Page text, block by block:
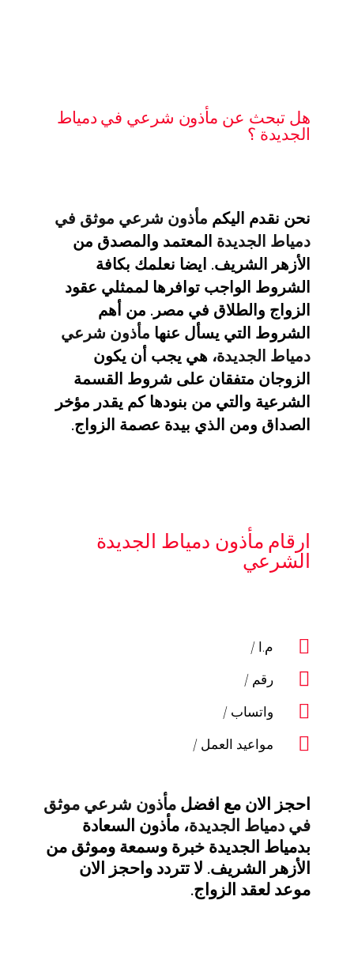
هل تبحث عن مأذون شرعي في دمياط
الجديدة ؟
نحن نقدم اليكم مأذون شرعي موثق في
دمياط الجديدة المعتمد والمصدق من
الأزهر الشريف. ايضا نعلمك بكافة
الشروط الواجب توافرها لممثلي عقود
الزواج والطلاق في مصر. من أهم
الشروط التي يسأل عنها مأذون شرعي
دمياط الجديدة، هي يجب أن يكون
الزوجان متفقان على شروط القسمة
الشرعية والتي من بنودها كم يقدر مؤخر
الصداق ومن الذي بيدة عصمة الزواج.
ارقام مأذون دمياط الجديدة
الشرعي
م.ا /
رقم /
واتساب /
مواعيد العمل /
احجز الان مع افضل مأذون شرعي موثق
في دمياط الجديدة، مأذون السعادة
بدمياط الجديدة خبرة وسمعة وموثق من
الأزهر الشريف. لا تتردد واحجز الان
موعد لعقد الزواج.